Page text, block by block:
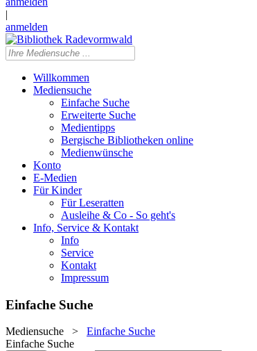
|
anmelden
Willkommen
Mediensuche
Einfache Suche
Erweiterte Suche
Medientipps
Bergische Bibliotheken online
Medienwünsche
Konto
E-Medien
Für Kinder
Für Leseratten
Ausleihe & Co - So geht's
Info, Service & Kontakt
Info
Service
Kontakt
Impressum
Einfache Suche
Mediensuche > Einfache Suche
Einfache Suche